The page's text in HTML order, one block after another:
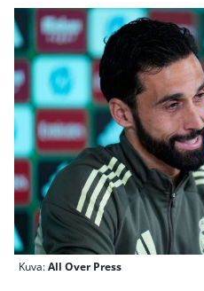
Kuva:All Over Press